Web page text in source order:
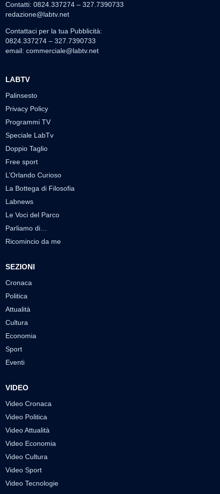
Contatti: 0824.337274 – 327.7390733
redazione@labtv.net
Contattaci per la tua Pubblicità:
0824.337274 – 327.7390733
email: commerciale@labtv.net
LABTV
Palinsesto
Privacy Policy
Programmi TV
Speciale LabTv
Doppio Taglio
Free sport
L’Orlando Curioso
La Bottega di Filosofia
Labnews
Le Voci del Parco
Parliamo di…
Ricomincio da me
SEZIONI
Cronaca
Politica
Attualità
Cultura
Economia
Sport
Eventi
VIDEO
Video Cronaca
Video Politica
Video Attualità
Video Economia
Video Cultura
Video Sport
Video Tecnologie